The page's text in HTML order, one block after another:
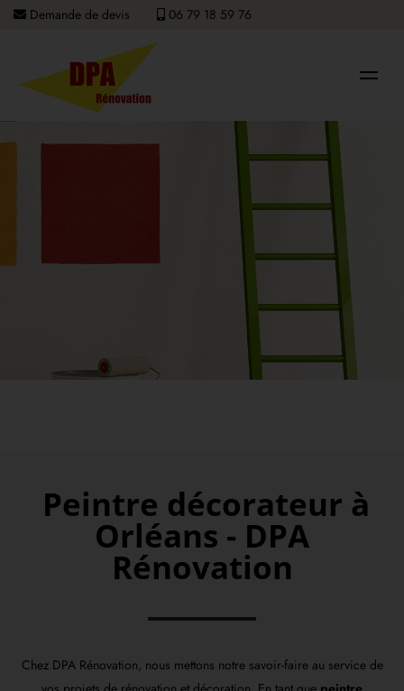
Demande de devis 06 79 18 59 76
Peintre décorateur à
Orléans - DPA
Rénovation
Chez DPA Rénovation, nous mettons notre savoir-faire au service de